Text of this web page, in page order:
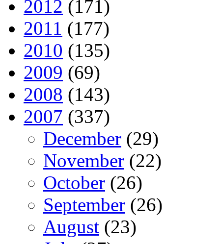
2012 (171)
2011 (177)
2010 (135)
2009 (69)
2008 (143)
2007 (337)
December (29)
November (22)
October (26)
September (26)
August (23)